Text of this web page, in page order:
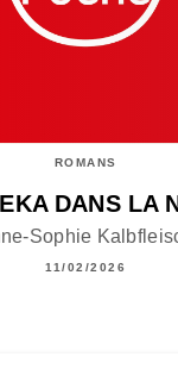
ROMANS
DANS LA
Sophie
11/02/2026